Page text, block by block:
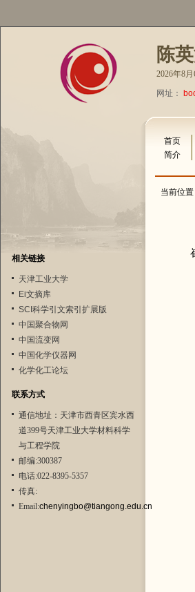
陈
2026年8
网址：
相关链接
天津工业大学
Ei文摘库
SCI科学引文索引扩展版
中国聚合物网
中国流变网
中国化学仪器网
化学化工论坛
联系方式
通信地址：天津市西青区宾水西
道399号天津工业大学材料科学
与工程学院
邮编:300387
电话:022-8395-5357
传真:
Email:chenyingbo@tiangong.edu.cn
首页
简介
当前位置